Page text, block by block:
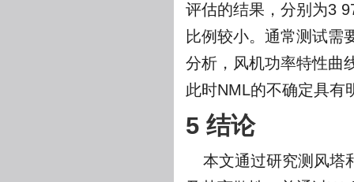
评估的结果，分别为3
比例较小。通常测试需
分析，风机功率特性曲
此时NML的不确定具有
5 结论
本文通过研究测风塔